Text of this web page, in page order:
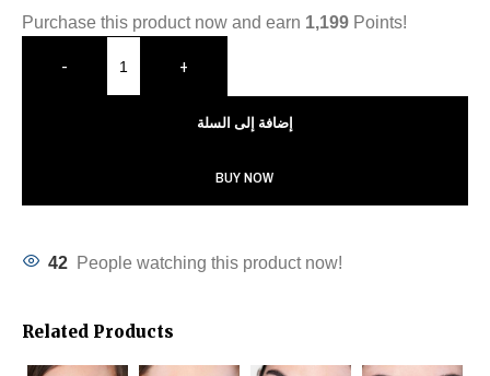
Purchase this product now and earn 1,199 Points!
- +
إضافة إلى السلة
BUY NOW
42 People watching this product now!
Related Products